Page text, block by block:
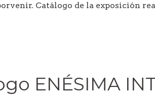
Catálogo de la exposición
ENÉSIMA